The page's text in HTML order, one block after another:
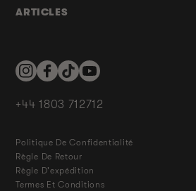
ARTICLES
InstagramFacebookTikTokYouTube
+44 1803 712712
Politique De Confidentialité
Règle De Retour
Règle D'expédition
Termes Et Conditions